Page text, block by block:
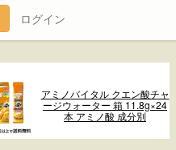
ログイン
アミノバイタル クエン酸チャ
ージウォーター 箱 11.8g×24
本 アミノ酸 成分別